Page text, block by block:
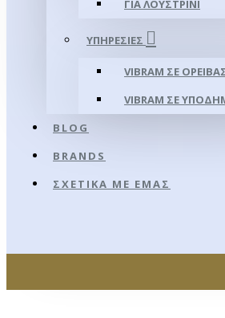
ΓΙΑ ΛΟΥΣΤΡΊΝΙ
ΥΠΗΡΕΣΊΕΣ
VIBRAM ΣΕ
VIBRAM ΣΕ
BLOG
BRANDS
ΣΧΕΤΙΚΆ ΜΕ ΕΜΆΣ